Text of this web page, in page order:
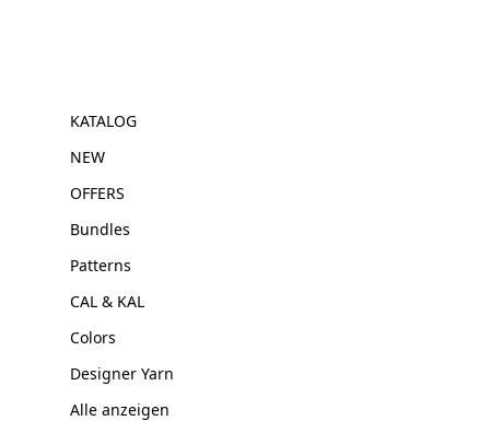
KATALOG
NEW
OFFERS
Bundles
Patterns
CAL & KAL
Colors
Designer Yarn
Alle anzeigen